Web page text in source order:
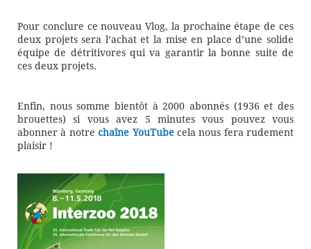
Pour conclure ce nouveau Vlog, la prochaine étape de ces
deux projets sera l’achat et la mise en place d’une solide
équipe de détritivores qui va garantir la bonne suite de
ces deux projets.
Enfin, nous somme bientôt à 2000 abonnés (1936 et des
brouettes) si vous avez 5 minutes vous pouvez vous
abonner à notrechaîne YouTubecela nous fera rudement
plaisir !